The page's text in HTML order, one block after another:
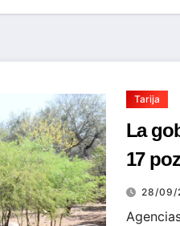
Tarija
La
17
para
28/09/